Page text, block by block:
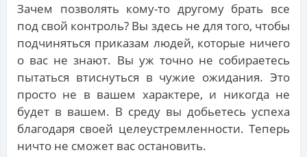
Зачем позволять кому-то другому брать все
под свой контроль? Вы здесь не для того, чтобы
подчиняться приказам людей, которые ничего
о вас не знают. Вы уж точно не собираетесь
пытаться втиснуться в чужие ожидания. Это
просто не в вашем характере, и никогда не
будет в вашем. В среду вы добьетесь успеха
благодаря своей целеустремленности. Теперь
ничто не сможет вас остановить.